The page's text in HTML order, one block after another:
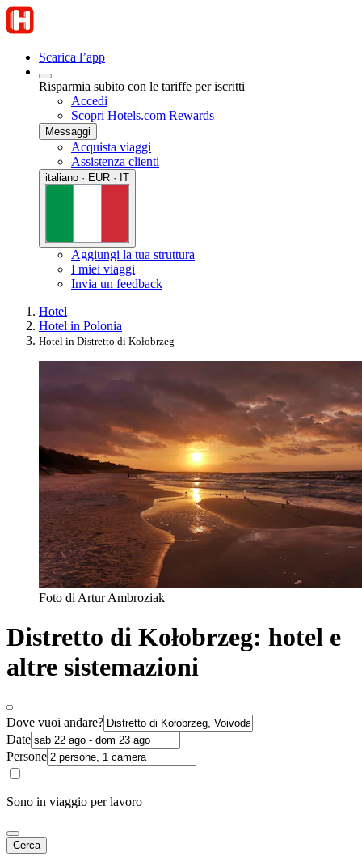
Scarica l’app
Risparmia subito con le tariffe per iscritti
Accedi
Scopri Hotels.com Rewards
Messaggi
Acquista viaggi
Assistenza clienti
italiano · EUR · IT
Aggiungi la tua struttura
I miei viaggi
Invia un feedback
Hotel
Hotel in Polonia
Hotel in Distretto di Kołobrzeg
Foto di Artur Ambroziak
Distretto di Kołobrzeg: hotel e
altre sistemazioni
Dove vuoi andare?
Date
Persone
Sono in viaggio per lavoro
Cerca